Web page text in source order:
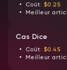
Coût: $0.25
Meilleur
Cas Dice
Coût: $0.45
Meilleur